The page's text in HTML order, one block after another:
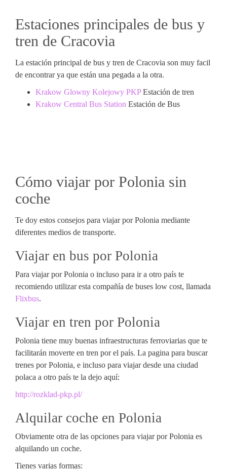
Estaciones principales de bus y
tren de Cracovia
La estación principal de bus y tren de Cracovia son muy facil
de encontrar ya que están una pegada a la otra.
Krakow Glowny Kolejowy PKPEstación de tren
Krakow Central Bus Station Estación de Bus
Cómo viajar por Polonia sin
coche
Te doy estos consejos para viajar por Polonia mediante
diferentes medios de transporte.
Viajar en bus por Polonia
Para viajar por Polonia o incluso para ir a otro país te
recomiendo utilizar esta compañía de buses low cost, llamada
Flixbus.
Viajar en tren por Polonia
Polonia tiene muy buenas infraestructuras ferroviarias que te
facilitarán moverte en tren por el país. La pagina para buscar
trenes por Polonia, e incluso para viajar desde una ciudad
polaca a otro país te la dejo aquí:
http://rozklad-pkp.pl/
Alquilar coche en Polonia
Obviamente otra de las opciones para viajar por Polonia es
alquilando un coche.
Tienes varias formas: